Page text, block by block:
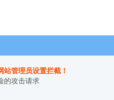
管理员设置拦截！
的攻击请求